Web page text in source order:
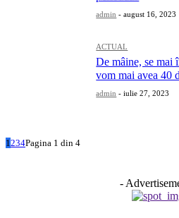
admin - august 16, 2023
ACTUAL
De mâine, se mai
vom mai avea 40
admin - iulie 27, 2023
1234Pagina 1 din 4
-